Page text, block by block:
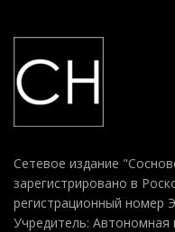
Сетевое издание
зарегистрировано в
регистрационный номер
Учредитель: Автономная